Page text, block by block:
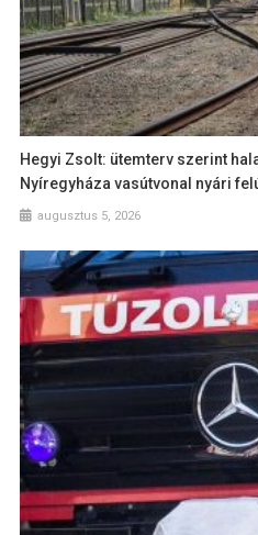
Hegyi Zsolt: ütemterv szerint
Nyíregyháza vasútvonal nyári
augusztus 5, 2026